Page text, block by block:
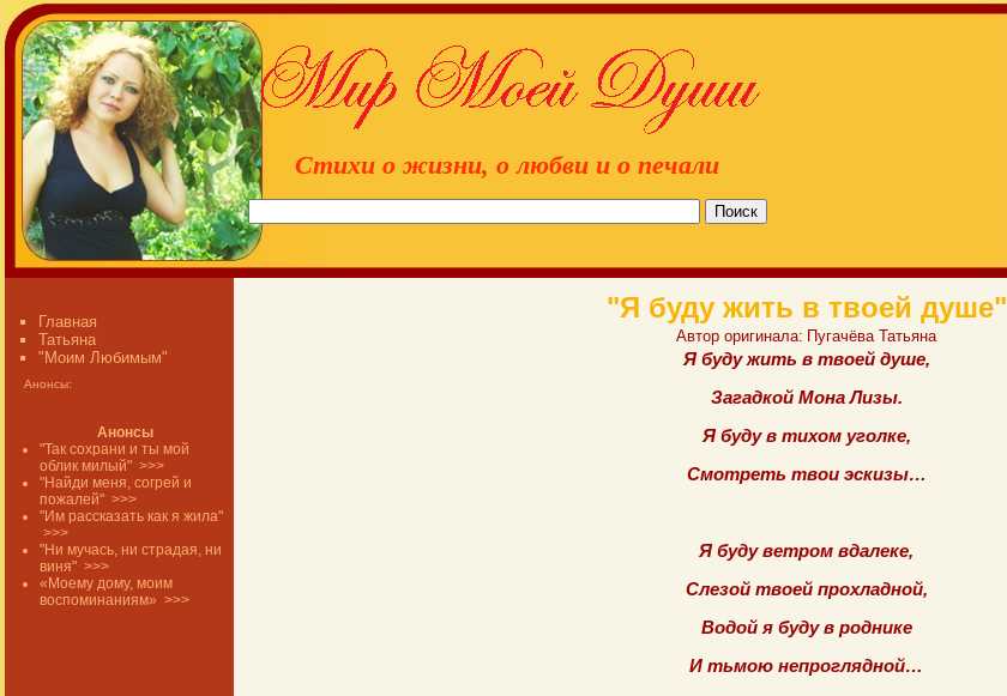
Стихи о жизни, о любви и о печали
Главная
Татьяна
"Моим Любимым"
Анонсы:
Анонсы
"Так сохрани и ты мой
облик милый" >>>
"Найди меня, согрей и
пожалей" >>>
"Им рассказать как я жила"
>>>
"Ни мучась, ни страдая, ни
виня" >>>
«Моему дому, моим
воспоминаниям» >>>
"Я буду жить в твоей душе"
Автор оригинала: Пугачёва Татьяна
Я буду жить в твоей душе,
Загадкой Мона Лизы.
Я буду в тихом уголке,
Смотреть твои эскизы…
Я буду ветром вдалеке,
Слезой твоей прохладной,
Водой я буду в роднике
И тьмою непроглядной…